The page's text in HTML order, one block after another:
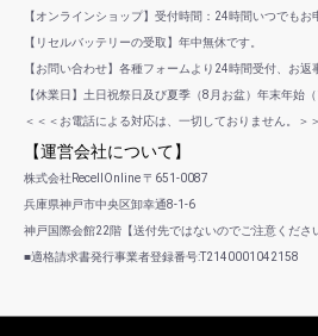
【オンラインショップ】受付時間：24時間いつでもお
【リセルバッテリーの受取】年中無休です。
【お問い合わせ】各種フォームより24時間受付、お返
【休業日】土日祝祭日及び夏季（8月お盆）年末年始
＜＜＜お電話による対応は、一切しておりません。＞
【運営会社について】
株式会社RecellOnline 〒651-0087
兵庫県神戸市中央区卸幸通8-1-6
神戸国際会館22階【送付先ではないのでご注意くださ
■適格請求書発行事業者登録番号:T2140001042158